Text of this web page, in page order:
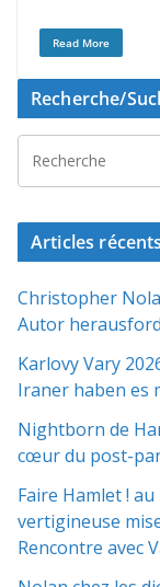
Read More
Recherche/
Articles
Christopher
Autor
Karlovy Vary
Iraner haben es
Nightborn de
cœur du post-
Faire Hamlet !
vertigineuse
Rencontre avec